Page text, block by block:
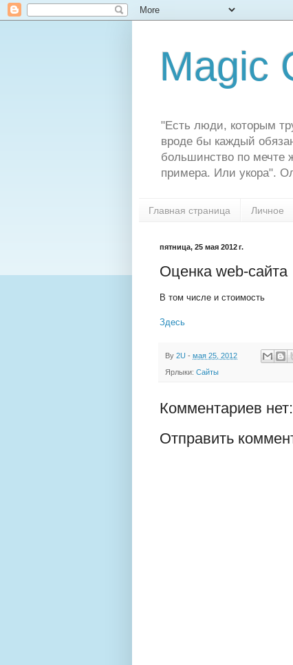
Magic
"Есть люди, которым
вроде бы каждый
большинство по мечте
примера. Или укора".
Главная страница Личное
пятница, 25 мая 2012 г.
Оценка web-сайта
В том числе и стоимость
Здесь
By 2U - мая 25, 2012
Ярлыки: Сайты
Комментариев нет:
Отправить